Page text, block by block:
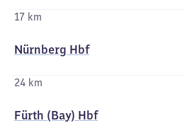
17 km
Nürnberg Hbf
24 km
Fürth (Bay) Hbf